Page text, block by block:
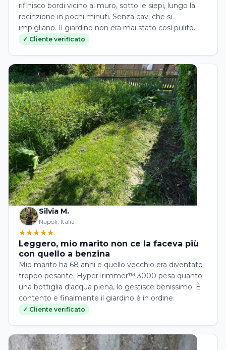
rifinisco bordi vicino al muro, sotto le siepi, lungo la
recinzione in pochi minuti. Senza cavi che si
impigliano. Il giardino non era mai stato così pulito.
✓ Cliente verificato
Silvia M.
Napoli, Italia
★★★★★
Leggero, mio marito non ce la faceva più
con quello a benzina
Mio marito ha 68 anni e quello vecchio era diventato
troppo pesante. HyperTrimmer™ 3000 pesa quanto
una bottiglia d'acqua piena, lo gestisce benissimo. È
contento e finalmente il giardino è in ordine.
✓ Cliente verificato